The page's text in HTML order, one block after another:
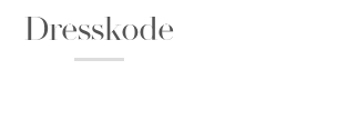
Dresskode